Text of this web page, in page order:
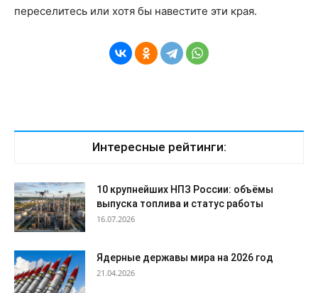
переселитесь или хотя бы навестите эти края.
Интересные рейтинги:
10 крупнейших НПЗ России: объёмы
выпуска топлива и статус работы
16.07.2026
Ядерные державы мира на 2026 год
21.04.2026